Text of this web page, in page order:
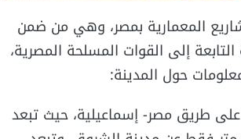
المعمارية بمصر، وهي من ضمن
إلى القوات المسلحة المصرية،
حول المدينة:
تقع بالكيلو 35 على طريق مصر- إسماعيلية، حيث تبعد